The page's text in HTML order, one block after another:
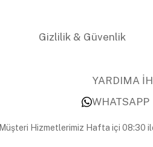
Gizlilik & Güvenlik
YARDIMA
WHATSAPP
Müşteri Hizmetlerimiz Hafta içi 08:30